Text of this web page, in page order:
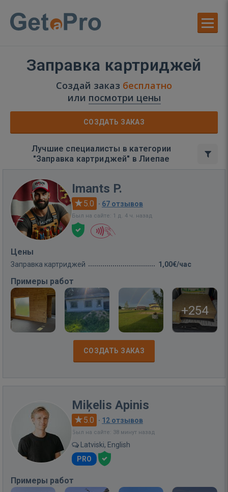
Заправка картриджей
Создай заказ бесплатно
или посмотри цены
СОЗДАТЬ ЗАКАЗ
Лучшие специалисты в категории
"Заправка картриджей" в Лиепае
Imants P.
5.0 · 67 отзывов
Был на сайте: 1 д. 4 ч. назад
Цены
Заправка картриджей 1,00€/час
Примеры работ
+254
СОЗДАТЬ ЗАКАЗ
Miķelis Apinis
5.0 · 12 отзывов
Был на сайте: 38 минут назад
Latviski, English
PRO
Примеры работ